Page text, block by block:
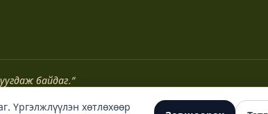
Үргэлжлүүлэн хөтлөхөөр
байдаг.”